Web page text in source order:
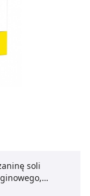
soli